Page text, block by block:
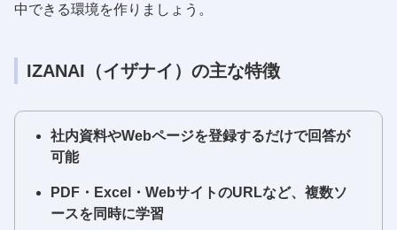
中できる環境を作りましょう。
IZANAI（イザナイ）の主な特徴
社内資料やWebページを登録するだけで回答が
可能
PDF・Excel・WebサイトのURLなど、複数ソ
ースを同時に学習